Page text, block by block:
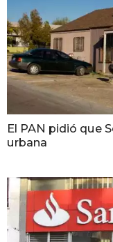
El PAN pidió que
urbana